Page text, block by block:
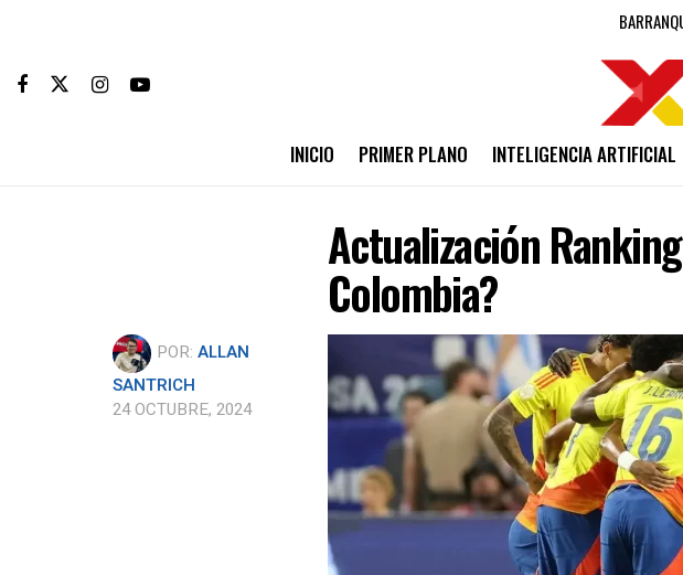
INICIO PRIMER PLANO INTELIGENCIA ARTIFICIAL
Actualización
Colombia?
POR: ALLAN
SANTRICH
24 OCTUBRE, 2024